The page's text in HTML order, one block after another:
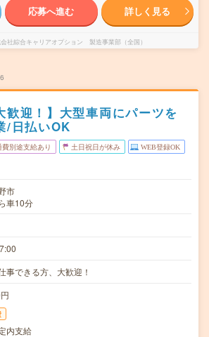
応募へ進む 詳しく見る
社綜合キャリアオプション 製造事業部（全国）
歓迎！】大型車両にパーツを
/日払いOK
費別途支給あり 土日祝日が休み WEB登録OK
市
車10分
事できる方、大歓迎！
内支給